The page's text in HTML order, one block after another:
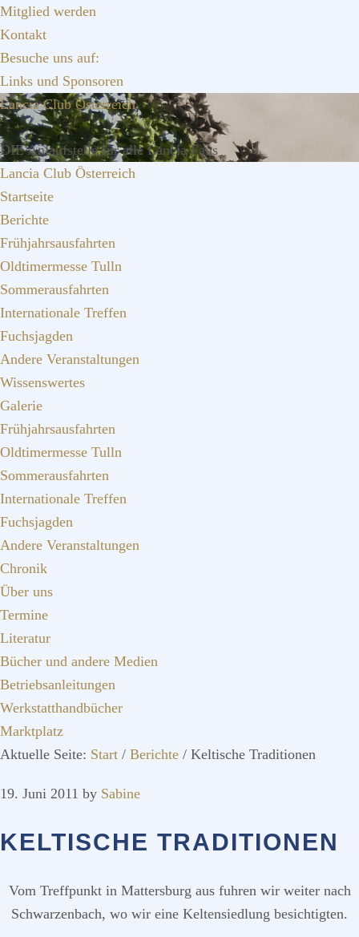
Zur
springen
Zum
springen
Zur
springen
Mitglied werden
Kontakt
Besuche uns auf:
Links und Sponsoren
Lancia Club Österreich
DIE Anlaufstelle für alle Lancia Fans
Lancia Club Österreich
Startseite
Berichte
Frühjahrsausfahrten
Oldtimermesse Tulln
Sommerausfahrten
Internationale Treffen
Fuchsjagden
Andere Veranstaltungen
Wissenswertes
Galerie
Frühjahrsausfahrten
Oldtimermesse Tulln
Sommerausfahrten
Internationale Treffen
Fuchsjagden
Andere Veranstaltungen
Chronik
Über uns
Termine
Literatur
Bücher und andere Medien
Betriebsanleitungen
Werkstatthandbücher
Marktplatz
Aktuelle Seite: Start / Berichte / Keltische Traditionen
19. Juni 2011 by Sabine
KELTISCHE TRADITIONEN
Vom Treffpunkt in Mattersburg aus fuhren wir weiter nach
Schwarzenbach, wo wir eine Keltensiedlung besichtigten.